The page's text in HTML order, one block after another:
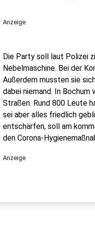
Anzeige
Die Party soll laut Polizei
Nebelmaschine. Bei der
Außerdem mussten sie
dabei niemand. In
Straßen. Rund 800 Leute
sei aber alles friedlich
entschärfen, soll am
den Corona-
Anzeige